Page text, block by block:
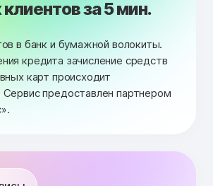
за 5 мин.
в банк и бумажной волокиты.
кредита зачисление средств
карт происходит
предоставлен партнером